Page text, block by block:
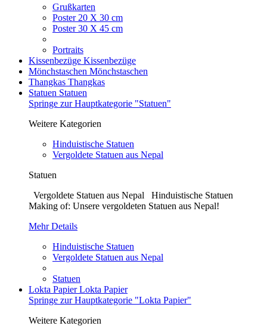
Grußkarten
Poster 20 X 30 cm
Poster 30 X 45 cm
Portraits
Kissenbezüge Kissenbezüge
Mönchstaschen Mönchstaschen
Thangkas Thangkas
Statuen Statuen
Springe zur Hauptkategorie "Statuen"
Weitere Kategorien
Hinduistische Statuen
Vergoldete Statuen aus Nepal
Statuen
Vergoldete Statuen aus Nepal Hinduistische Statuen
Making of: Unsere vergoldeten Statuen aus Nepal!
Mehr Details
Hinduistische Statuen
Vergoldete Statuen aus Nepal
Statuen
Lokta PapierLokta Papier
Springe zur Hauptkategorie "Lokta Papier"
Weitere Kategorien